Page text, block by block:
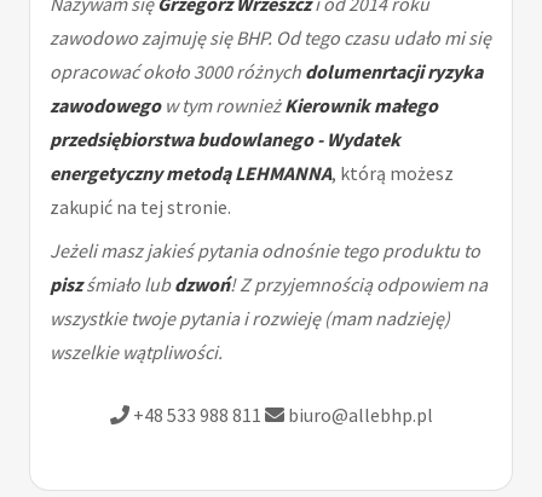
zawodowo zajmuję się BHP. Od tego czasu udało mi się
opracować około 3000 różnych dolumenrtacji ryzyka
zawodowegow tym rownieżKierownik małego
przedsiębiorstwa budowlanego - Wydatek
energetyczny metodą LEHMANNA, którą możesz
zakupić na tej stronie.
Jeżeli masz jakieś pytania odnośnie tego produktu to
piszśmiało lubdzwoń! Z przyjemnością odpowiem na
wszystkie twoje pytania i rozwieję (mam nadzieję)
wszelkie wątpliwości.
+48 533 988 811 biuro@allebhp.pl